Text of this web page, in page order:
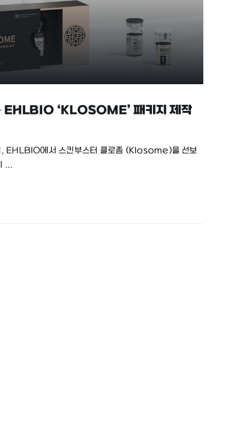
EHLBIO ‘KLOSOME’ 패키지 제작
, EHLBIO에서 스킨부스터 클로좀 (Klosome)을 선보
...